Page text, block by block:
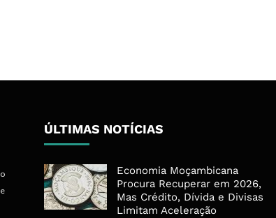
ÚLTIMAS NOTÍCIAS
Economia Moçambicana
Procura Recuperar em 2026,
Mas Crédito, Dívida e Divisas
Limitam Aceleração